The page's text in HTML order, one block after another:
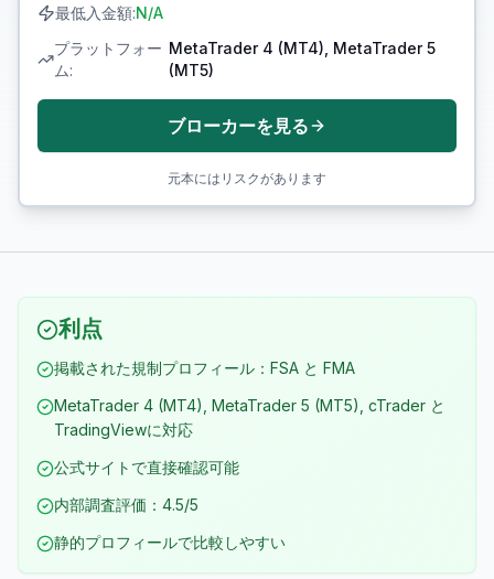
最低入金額:N/A
プラットフォー
ム:
MetaTrader 4 (MT4), MetaTrader 5
(MT5)
ブローカーを見る
元本にはリスクがあります
利点
掲載された規制プロフィール：FSA と FMA
MetaTrader 4 (MT4), MetaTrader 5 (MT5), cTrader と
TradingViewに対応
公式サイトで直接確認可能
内部調査評価：4.5/5
静的プロフィールで比較しやすい